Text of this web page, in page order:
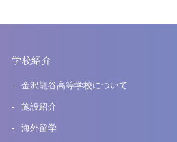
学校紹介
金沢龍谷高等学校について
施設紹介
海外留学